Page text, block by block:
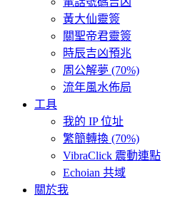
黃大仙靈簽
關聖帝君靈簽
時辰吉凶預兆
周公解夢 (70%)
流年風水佈局
工具
我的 IP 位址
繁簡轉換 (70%)
VibraClick 震動連點
Echoian 共域
關於我